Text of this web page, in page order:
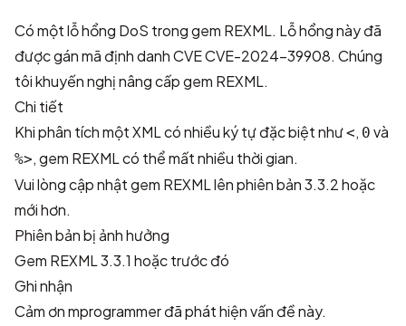
Có một lỗ hổng DoS trong gem REXML. Lỗ hổng này đã
được gán mã định danh CVECVE-2024-39908. Chúng
tôi khuyến nghị nâng cấp gem REXML.
Chi tiết
Khi phân tích một XML có nhiều ký tự đặc biệt như<, 0 và
%>, gem REXML có thể mất nhiều thời gian.
Vui lòng cập nhật gem REXML lên phiên bản 3.3.2 hoặc
mới hơn.
Phiên bản bị ảnh hưởng
Gem REXML 3.3.1 hoặc trước đó
Ghi nhận
Cảm ơnmprogrammerđã phát hiện vấn đề này.